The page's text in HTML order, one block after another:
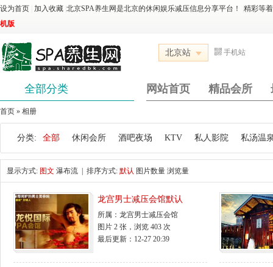
设为首页 加入收藏 北京SPA养生网是北京的休闲娱乐减压信息分享平台！
精彩等
机版
北京站 手机站
全部分类 网站首页 精品会所
首页 » 相册
分类: 全部 休闲会所 酒吧夜场 KTV 私人影院 私汤温
显示方式: 图文 瀑布流 | 排序方式: 默认 图片数量 浏览量
龙宫男士减压会馆默认
所属： 龙宫男士减压会馆
图片 2 张，浏览 403 次
最后更新：12-27 20:39